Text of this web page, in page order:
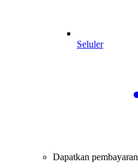
Seluler
Dapatkan pembayaran